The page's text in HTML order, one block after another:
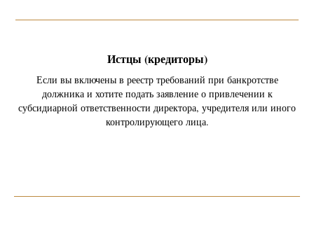
Истцы (кредиторы)
Если вы включены в реестр требований при банкротстве
должника и хотите подать заявление о привлечении к
субсидиарной ответственности директора, учредителя или иного
контролирующего лица.